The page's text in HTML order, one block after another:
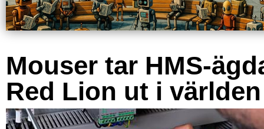
Mouser tar HMS-
Red Lion ut i världen